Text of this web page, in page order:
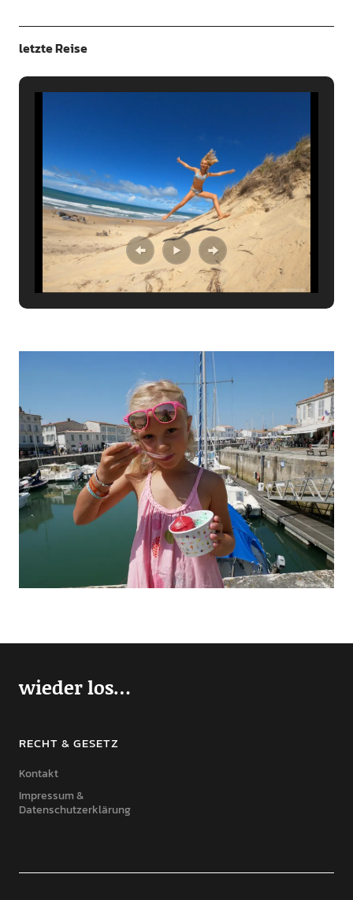
letzte Reise
wieder los…
RECHT & GESETZ
Kontakt
Impressum &
Datenschutzerklärung